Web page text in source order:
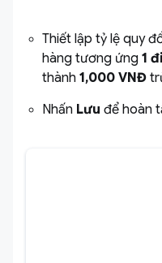
Thiết lập tỷ lệ quy
hàng tương ứng 1
thành 1,000 VNĐ
Nhấn Lưu để hoàn